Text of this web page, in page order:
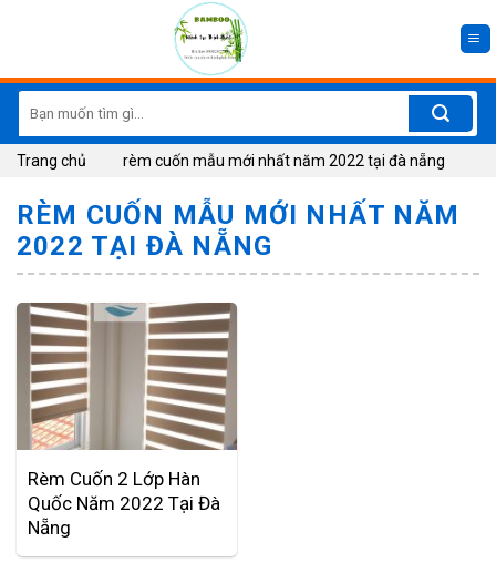
for:
Trang chủ rèm cuốn mẫu mới nhất năm 2022 tại đà nẵng
RÈM CUỐN MẪU MỚI NHẤT NĂM
2022 TẠI ĐÀ NẴNG
Rèm Cuốn 2 Lớp Hàn
Quốc Năm 2022 Tại Đà
Nẵng